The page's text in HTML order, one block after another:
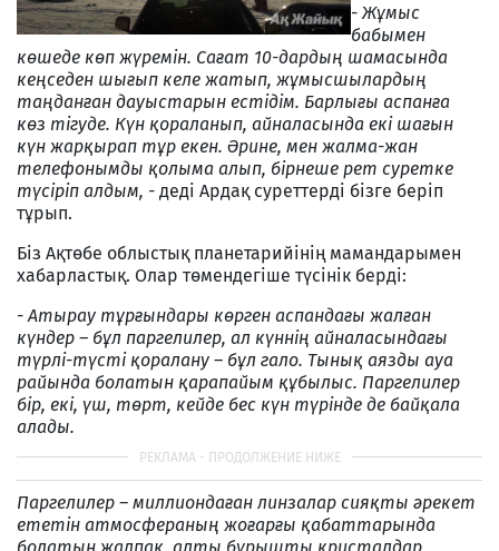
- Жұмыс
бабымен
көшеде көп жүремін. Сағат 10-дардың шамасында
кеңседен шығып келе жатып, жұмысшылардың
таңданған дауыстарын естідім. Барлығы аспанға
көз тігуде. Күн қораланып, айналасында екі шағын
күн жарқырап тұр екен. Әрине, мен жалма-жан
телефонымды қолыма алып, бірнеше рет суретке
түсіріп алдым, - деді Ардақ суреттерді бізге беріп
тұрып.
Біз Ақтөбе облыстық планетарийінің мамандарымен
хабарластық. Олар төмендегіше түсінік берді:
- Атырау тұрғындары көрген аспандағы жалған
күндер – бұл паргелилер, ал күннің айналасындағы
түрлі-түсті қоралану – бұл гало. Тынық аязды ауа
райында болатын қарапайым құбылыс. Паргелилер
бір, екі, үш, төрт, кейде бес күн түрінде де байқала
алады.
Паргелилер – миллиондаған линзалар сияқты әрекет
ететін атмосфераның жоғарғы қабаттарында
болатын жалпақ, алты бұрышты кристалдар